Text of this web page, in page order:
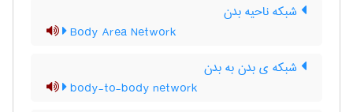
شبکه ناحیه بدن
Body Area Network
شبکه ی بدن به بدن
body-to-body network